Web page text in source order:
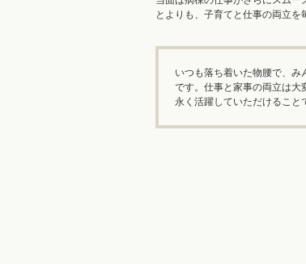
とよりも、子育てと仕事の両立を
いつも落ち着いた物腰で、
です。仕事と家事の両立は大
永く活躍していただけること